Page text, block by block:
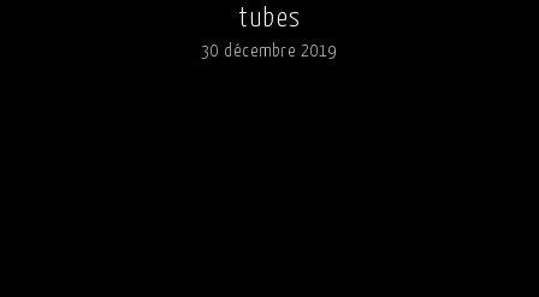
tubes
30 décembre 2019